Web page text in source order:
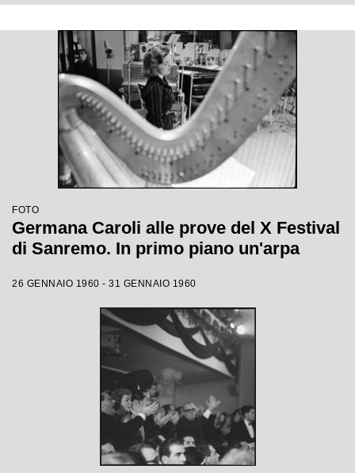
FOTO
Germana Caroli alle prove del X Festival
di Sanremo. In primo piano un'arpa
26 GENNAIO 1960 - 31 GENNAIO 1960